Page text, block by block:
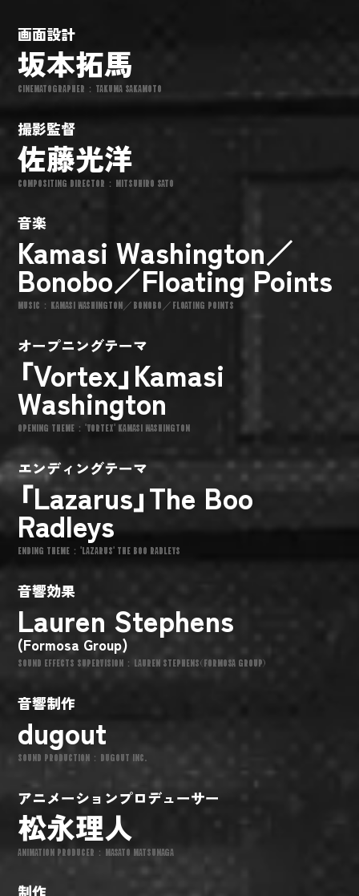
画面設計
坂本拓馬
CINEMATOGRAPHER：TAKUMA SAKAMOTO
撮影監督
佐藤光洋
COMPOSITING DIRECTOR：MITSUHIRO SATO
音楽
Kamasi Washington／
Bonobo／Floating Points
MUSIC：KAMASI WASHINGTON／BONOBO／FLOATING POINTS
オープニングテーマ
「Vortex」Kamasi
Washington
OPENING THEME："VORTEX" KAMASI WASHINGTON
エンディングテーマ
「Lazarus」The Boo
Radleys
ENDING THEME："LAZARUS" THE BOO RADLEYS
音響効果
Lauren Stephens
(Formosa Group)
SOUND EFFECTS SUPERVISION：LAUREN STEPHENS(FORMOSA GROUP)
音響制作
dugout
SOUND PRODUCTION：DUGOUT INC.
アニメーションプロデューサー
松永理人
ANIMATION PRODUCER：MASATO MATSUNAGA
制作